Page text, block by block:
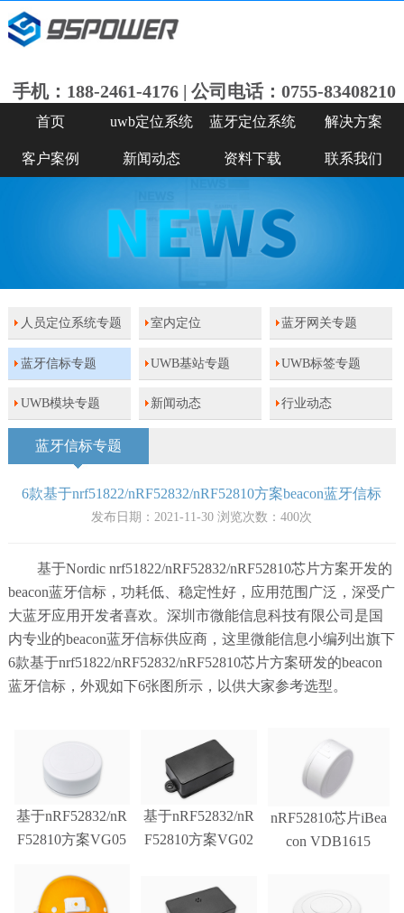
手机：188-2461-4176 | 公司电话：0755-83408210
首页 uwb定位系统 蓝牙定位系统 解决方案
客户案例 新闻动态 资料下载 联系我们
人员定位系统专题 室内定位 蓝牙网关专题
蓝牙信标专题 UWB基站专题 UWB标签专题
UWB模块专题 新闻动态 行业动态
蓝牙信标专题
6款基于nrf51822/nRF52832/nRF52810方案beacon蓝牙信标
发布日期：2021-11-30 浏览次数：400次
基于Nordic nrf51822/nRF52832/nRF52810芯片方案开发的
beacon蓝牙信标，功耗低、稳定性好，应用范围广泛，深受广
大蓝牙应用开发者喜欢。深圳市微能信息科技有限公司是国
内专业的beacon蓝牙信标供应商，这里微能信息小编列出旗下
6款基于nrf51822/nRF52832/nRF52810芯片方案研发的beacon
蓝牙信标，外观如下6张图所示，以供大家参考选型。
基于nRF52832/nR
F52810方案VG05
基于nRF52832/nR
F52810方案VG02
nRF52810芯片iBea
con VDB1615